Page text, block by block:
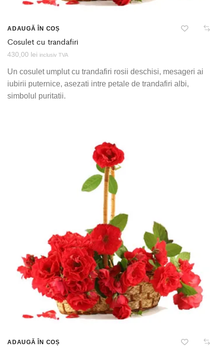
ADAUGĂ ÎN COȘ
Cosulet cu trandafiri
430,00 lei inclusiv TVA
Un cosulet umplut cu trandafiri rosii deschisi, mesageri ai
iubirii puternice, asezati intre petale de trandafiri albi,
simbolul puritatii.
ADAUGĂ ÎN COȘ